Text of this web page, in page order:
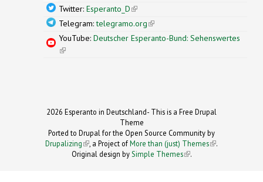
Twitter: Esperanto_D(link is external)
Telegram:telegramo.org(link is external)
YouTube: Deutscher Esperanto-Bund: Sehenswertes
(link is external)
2026 Esperanto in Deutschland- This is a Free Drupal
Theme
Ported to Drupal for the Open Source Community by
Drupalizing(link is external)
, a Project ofMore than (just) Themes (link is
.
Original design by Simple Themes
(link is
.